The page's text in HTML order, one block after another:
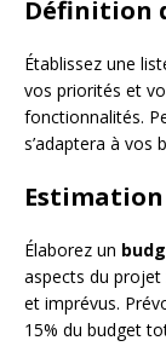
Définition
Établissez une
vos priorités et
fonctionnalités.
s’adaptera à vos
Élaborez un
aspects du projet
et imprévus.
15% du budget